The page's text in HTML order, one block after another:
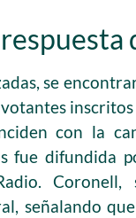
se
con la
fue difundida
señalando